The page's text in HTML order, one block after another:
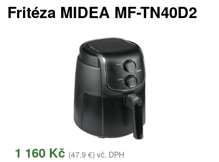
Fritéza MIDEA MF-TN40D2
1 160 Kč (47.9 €) vč. DPH